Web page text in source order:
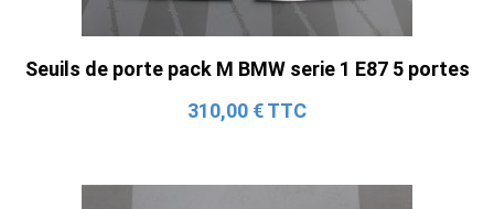
Seuils de porte pack M BMW serie 1 E87 5 portes
310,00 € TTC